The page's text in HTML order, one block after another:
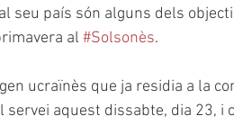
seu país són alguns dels
al #Solsonès.
ucraïnès que ja residia a la
aquest dissabte, dia 23, i